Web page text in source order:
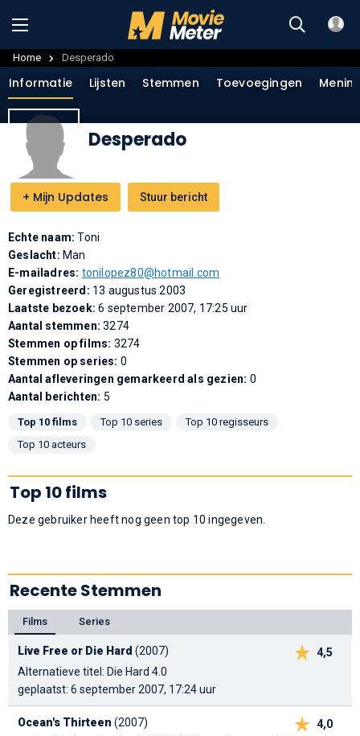
Home Desperado
+ Mijn Updates Stuur bericht
Informatie Lijsten Stemmen Toevoegingen
Desperado
Echte naam:Toni
Geslacht: Man
E-mailadres: tonilopez80@hotmail.com
Geregistreerd: 13 augustus 2003
Laatste bezoek:6 september 2007, 17:25 uur
Aantal stemmen:3274
Stemmen op films: 3274
Stemmen op series: 0
Aantal afleveringen gemarkeerd als gezien: 0
Aantal berichten: 5
Top 10 films Top 10 series
Top 10 regisseurs
Top 10 acteurs
Top 10 films
Deze gebruiker heeft nog geen top 10 ingegeven.
Recente Stemmen
Films Series
4,5
Live Free or Die Hard (2007)
Alternatieve titel: Die Hard 4.0
geplaatst: 6 september 2007, 17:24 uur
4,0
Ocean's Thirteen (2007)